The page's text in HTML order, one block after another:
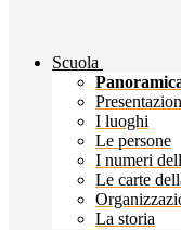
Scuola
I luoghi
Le persone
I numeri
Le carte
La storia